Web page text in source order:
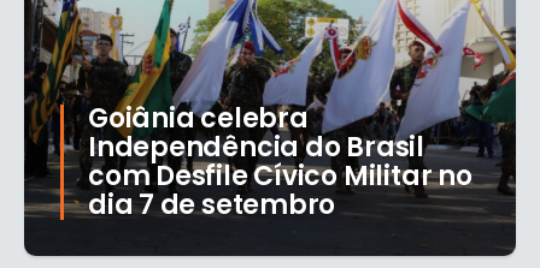
Goiânia celebra
Independência do Brasil
com Desfile Cívico Militar no
dia 7 de setembro